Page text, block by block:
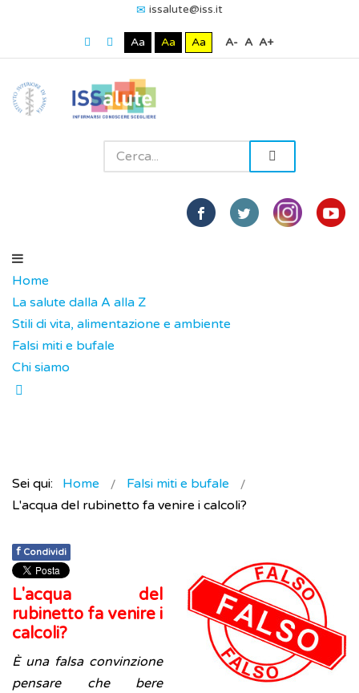
issalute@iss.it
Aa Aa Aa A- A A+
Home
La salute dalla A alla Z
Stili di vita, alimentazione e ambiente
Falsi miti e bufale
Chi siamo
Sei qui: Home
Falsi miti e bufale
L'acqua del rubinetto fa venire i calcoli?
f Condividi
L'acqua del
rubinetto fa venire i
calcoli?
È una falsa convinzione
pensare che bere